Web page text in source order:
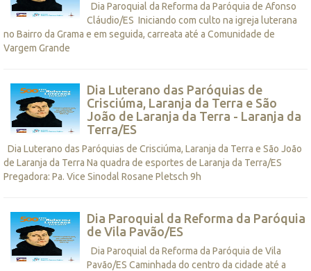
Dia Paroquial da Reforma da Paróquia de Afonso
Cláudio/ES Iniciando com culto na igreja luterana
no Bairro da Grama e em seguida, carreata até a Comunidade de
Vargem Grande
Dia Luterano das Paróquias de
Crisciúma, Laranja da Terra e São
João de Laranja da Terra - Laranja da
Terra/ES
Dia Luterano das Paróquias de Crisciúma, Laranja da Terra e São João
de Laranja da Terra Na quadra de esportes de Laranja da Terra/ES
Pregadora: Pa. Vice Sinodal Rosane Pletsch 9h
Dia Paroquial da Reforma da Paróquia
de Vila Pavão/ES
Dia Paroquial da Reforma da Paróquia de Vila
Pavão/ES Caminhada do centro da cidade até a